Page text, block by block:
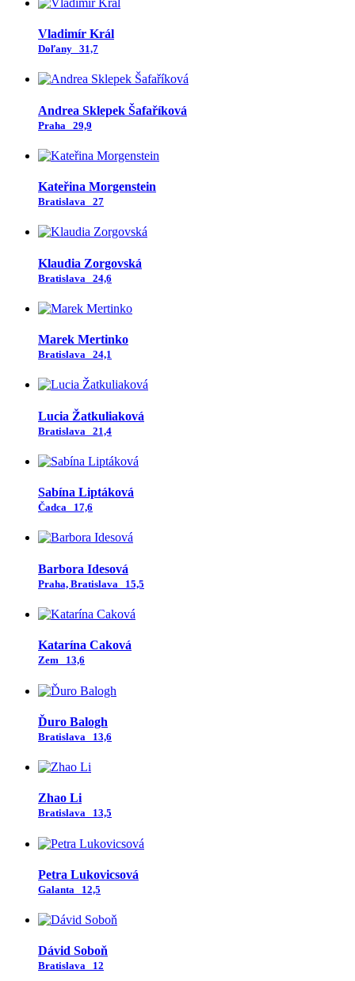
Vladimír Král
Doľany 31,7
Andrea Sklepek Šafaříková
Praha 29,9
Kateřina Morgenstein
Bratislava 27
Klaudia Zorgovská
Bratislava 24,6
Marek Mertinko
Bratislava 24,1
Lucia Žatkuliaková
Bratislava 21,4
Sabína Liptáková
Čadca 17,6
Barbora Idesová
Praha, Bratislava 15,5
Katarína Caková
Zem 13,6
Ďuro Balogh
Bratislava 13,6
Zhao Li
Bratislava 13,5
Petra Lukovicsová
Galanta 12,5
Dávid Soboň
Bratislava 12